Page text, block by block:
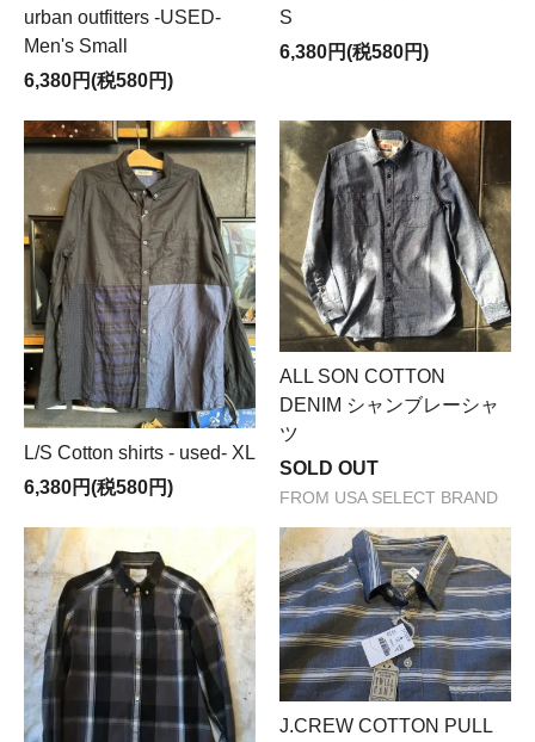
urban outfitters -USED-
Men's Small
6,380円(税580円)
S
6,380円(税580円)
L/S Cotton shirts - used- XL
6,380円(税580円)
ALL SON COTTON
DENIM シャンブレーシャ
ツ
SOLD OUT
FROM USA SELECT BRAND
J.CREW COTTON PULL